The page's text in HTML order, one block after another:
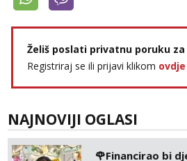
Želiš poslati privatnu poruku za
Registriraj se ili prijavi klikom ovdje
NAJNOVIJI OGLASI
🌹Financirao bi